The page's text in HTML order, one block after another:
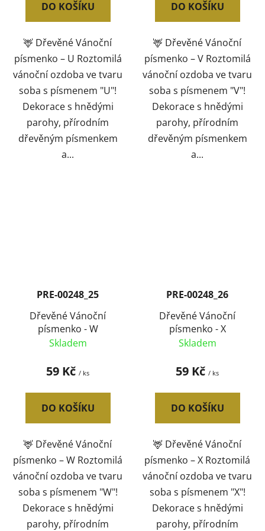
DO KOŠÍKU
🦌 Dřevěné Vánoční
písmenko – U Roztomilá
vánoční ozdoba ve tvaru
soba s písmenem "U"!
Dekorace s hnědými
parohy, přírodním
dřevěným písmenkem
a...
DO KOŠÍKU
🦌 Dřevěné Vánoční
písmenko – V Roztomilá
vánoční ozdoba ve tvaru
soba s písmenem "V"!
Dekorace s hnědými
parohy, přírodním
dřevěným písmenkem
a...
PRE-00248_25
Dřevěné Vánoční
písmenko - W
Skladem
59 Kč / ks
DO KOŠÍKU
🦌 Dřevěné Vánoční
písmenko – W Roztomilá
vánoční ozdoba ve tvaru
soba s písmenem "W"!
Dekorace s hnědými
parohy, přírodním
PRE-00248_26
Dřevěné Vánoční
písmenko - X
Skladem
59 Kč / ks
DO KOŠÍKU
🦌 Dřevěné Vánoční
písmenko – X Roztomilá
vánoční ozdoba ve tvaru
soba s písmenem "X"!
Dekorace s hnědými
parohy, přírodním